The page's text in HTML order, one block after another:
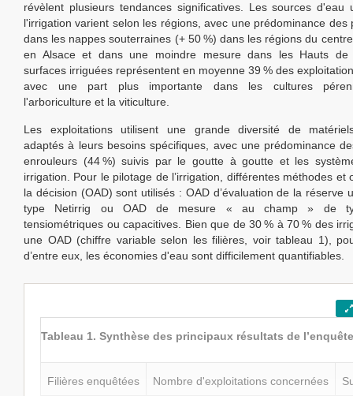
révèlent plusieurs tendances significatives. Les sources d'eau
l'irrigation varient selon les régions, avec une prédominance des
dans les nappes souterraines (+ 50 %) dans les régions du
en Alsace et dans une moindre mesure dans les Hauts de
surfaces irriguées représentent en moyenne 39 % des
avec une part plus importante dans les cultures
l'arboriculture et la viticulture.
Les exploitations utilisent une grande diversité de
adaptés à leurs besoins spécifiques, avec une prédominance
enrouleurs (44 %) suivis par le goutte à goutte et les
irrigation. Pour le pilotage de l’irrigation, différentes méthodes et
la décision (OAD) sont utilisés : OAD d’évaluation de la réserve
type Netirrig ou OAD de mesure « au champ » de
tensiométriques ou capacitives. Bien que de 30 % à 70 % des
une OAD (chiffre variable selon les filières, voir tableau 1),
d’entre eux, les économies d'eau sont difficilement quantifiables.
Tableau 1. Synthèse des principaux résultats de
Filières enquêtées Nombre d'exploitations concernées